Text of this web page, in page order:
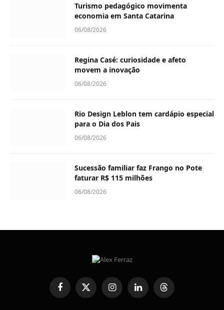
Turismo pedagógico movimenta
economia em Santa Catarina
06/08/2026
Regina Casé: curiosidade e afeto
movem a inovação
06/08/2026
Rio Design Leblon tem cardápio especial
para o Dia dos Pais
06/08/2026
Sucessão familiar faz Frango no Pote
faturar R$ 115 milhões
06/08/2026
FacebookX
(Twitter)
InstagramLinkedInThreads